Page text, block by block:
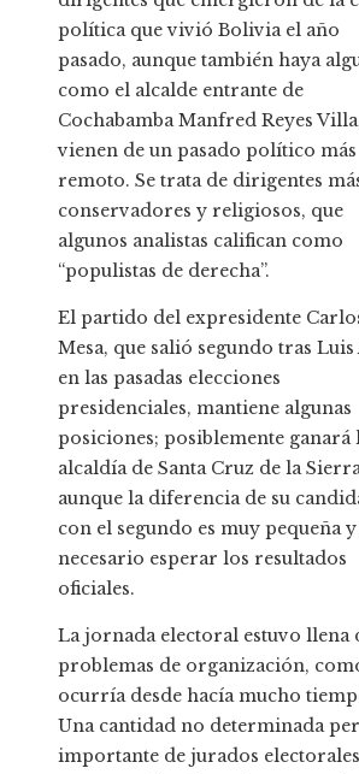
política que vivió Bolivia el año
pasado, aunque también haya
como el alcalde entrante de
Cochabamba Manfred Reyes
vienen de un pasado político más
remoto. Se trata de dirigentes
conservadores y religiosos, que
algunos analistas califican como
“populistas de derecha”.
El partido del expresidente
Mesa, que salió segundo tras Luis
en las pasadas elecciones
presidenciales, mantiene algunas
posiciones; posiblemente ganará
alcaldía de Santa Cruz de la
aunque la diferencia de su
con el segundo es muy pequeña y
necesario esperar los resultados
oficiales.
La jornada electoral estuvo llena
problemas de organización,
ocurría desde hacía mucho
Una cantidad no determinada
importante de jurados